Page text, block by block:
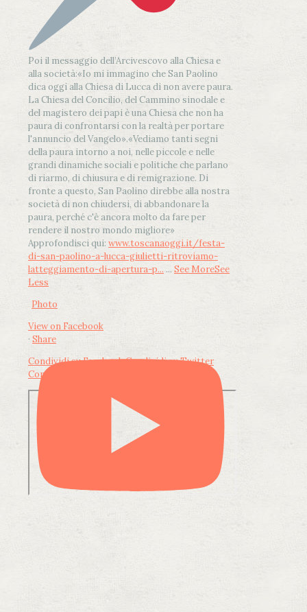
Poi il messaggio dell’Arcivescovo alla Chiesa e
alla società:«Io mi immagino che San Paolino
dica oggi alla Chiesa di Lucca di non avere paura.
La Chiesa del Concilio, del Cammino sinodale e
del magistero dei papi è una Chiesa che non ha
paura di confrontarsi con la realtà per portare
l'annuncio del Vangelo».«Vediamo tanti segni
della paura intorno a noi, nelle piccole e nelle
grandi dinamiche sociali e politiche che parlano
di riarmo, di chiusura e di remigrazione. Di
fronte a questo, San Paolino direbbe alla nostra
società di non chiudersi, di abbandonare la
paura, perché c'è ancora molto da fare per
rendere il nostro mondo migliore»
Approfondisci qui: www.toscanaoggi.it/festa-
di-san-paolino-a-lucca-giulietti-ritroviamo-
latteggiamento-di-apertura-p... ... See MoreSee
Less
Photo
View on Facebook
· Share
Condividi su FacebookCondividi su Twitter
Condividi su LinkedIn